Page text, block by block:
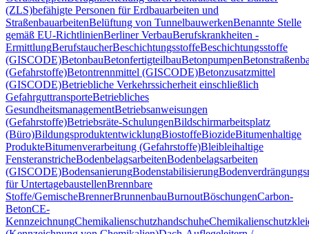
(ZLS)befähigte Personen für Erdbauarbeiten und
StraßenbauarbeitenBelüftung von TunnelbauwerkenBenannte Stelle
gemäß EU-RichtlinienBerliner VerbauBerufskrankheiten -
ErmittlungBerufstaucherBeschichtungsstoffeBeschichtungsstoffe
(GISCODE)BetonbauBetonfertigteilbauBetonpumpen
(Gefahrstoffe)Betontrennmittel (GISCODE)Betonzusatzmittel
(GISCODE)Betriebliche Verkehrssicherheit einschließlich
GefahrguttransporteBetriebliches
GesundheitsmanagementBetriebsanweisungen
(Gefahrstoffe)Betriebsräte-SchulungenBildschirmarbeitsplatz
(Büro)BildungsproduktentwicklungBiostoffeBiozideBitumenhaltige
ProdukteBitumenverarbeitung (Gefahrstoffe)Bleibleihaltige
FensteranstricheBodenbelagsarbeitenBodenbelagsarbeiten
(GISCODE)BodensanierungBodenstabilisierung
für UntertagebaustellenBrennbare
Stoffe/GemischeBrennerBrunnenbauBurnoutBöschungenCarbon-
BetonCE-
KennzeichnungChemikalienschutzhandschuhe